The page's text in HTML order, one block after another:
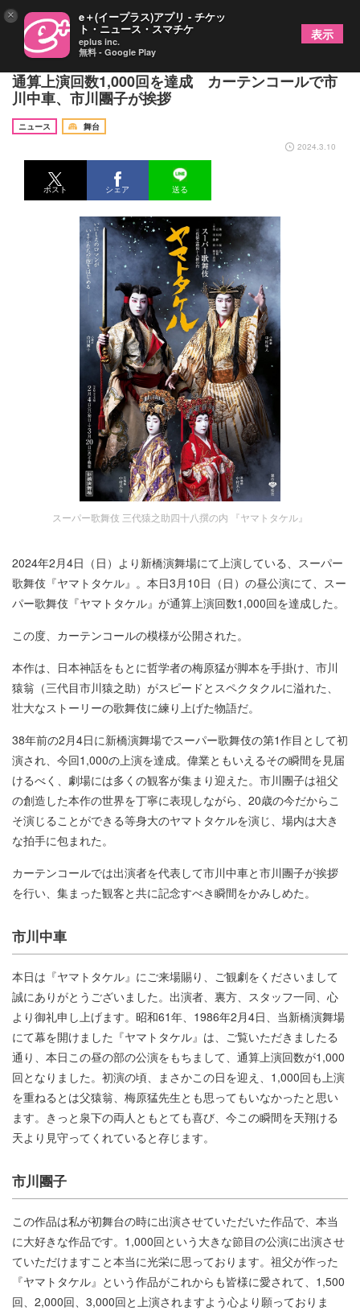
スーパー歌舞伎『ヤマトタケル』が新橋演舞場にて
通算上演回数1,000回を達成 カーテンコールで市
川中車、市川團子が挨拶
ニュース
舞台
2024.3.10
ポスト シェア 送る
スーパー歌舞伎 三代猿之助四十八撰の内 『ヤマトタケル』
2024年2月4日（日）より新橋演舞場にて上演している、スーパー
歌舞伎『ヤマトタケル』。本日3月10日（日）の昼公演にて、スー
パー歌舞伎『ヤマトタケル』が通算上演回数1,000回を達成した。
この度、カーテンコールの模様が公開された。
本作は、日本神話をもとに哲学者の梅原猛が脚本を手掛け、市川
猿翁（三代目市川猿之助）がスピードとスペクタクルに溢れた、
壮大なストーリーの歌舞伎に練り上げた物語だ。
38年前の2月4日に新橋演舞場でスーパー歌舞伎の第1作目として初
演され、今回1,000の上演を達成。偉業ともいえるその瞬間を見届
けるべく、劇場には多くの観客が集まり迎えた。市川團子は祖父
の創造した本作の世界を丁寧に表現しながら、20歳の今だからこ
そ演じることができる等身大のヤマトタケルを演じ、場内は大き
な拍手に包まれた。
カーテンコールでは出演者を代表して市川中車と市川團子が挨拶
を行い、集まった観客と共に記念すべき瞬間をかみしめた。
市川中車
本日は『ヤマトタケル』にご来場賜り、ご観劇をくださいまして
誠にありがとうございました。出演者、裏方、スタッフ一同、心
より御礼申し上げます。昭和61年、1986年2月4日、当新橋演舞場
にて幕を開けました『ヤマトタケル』は、ご覧いただきましたる
通り、本日この昼の部の公演をもちまして、通算上演回数が1,000
回となりました。初演の頃、まさかこの日を迎え、1,000回も上演
を重ねるとは父猿翁、梅原猛先生とも思ってもいなかったと思い
ます。きっと泉下の両人ともとても喜び、今この瞬間を天翔ける
天より見守ってくれていると存じます。
市川團子
この作品は私が初舞台の時に出演させていただいた作品で、本当
に大好きな作品です。1,000回という大きな節目の公演に出演させ
ていただけますこと本当に光栄に思っております。祖父が作った
『ヤマトタケル』という作品がこれからも皆様に愛されて、1,500
回、2,000回、3,000回と上演されますよう心より願っておりま
× e＋(イープラス)アプリ - チケッ
ト・ニュース・スマチケ
eplus inc.
無料 - Google Play
表示